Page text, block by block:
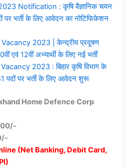
Notification : कृषि वैज्ञानिक चयन
भर्ती के लिए आवेदन का नोटिफिकेशन
2023 | केन्द्रीय प्रदूषण
एवं 12वीं अभ्यार्थी के लिए नई भर्ती
2023 : बिहार कृषि विभाग के
पदों पर भर्ती के लिए आवेदन शुरू
Home Defence Corp
(Net Banking, Debit Card,